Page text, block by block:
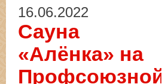
16.06.2022
Сауна
«Алёнка» на
Профсоюзной